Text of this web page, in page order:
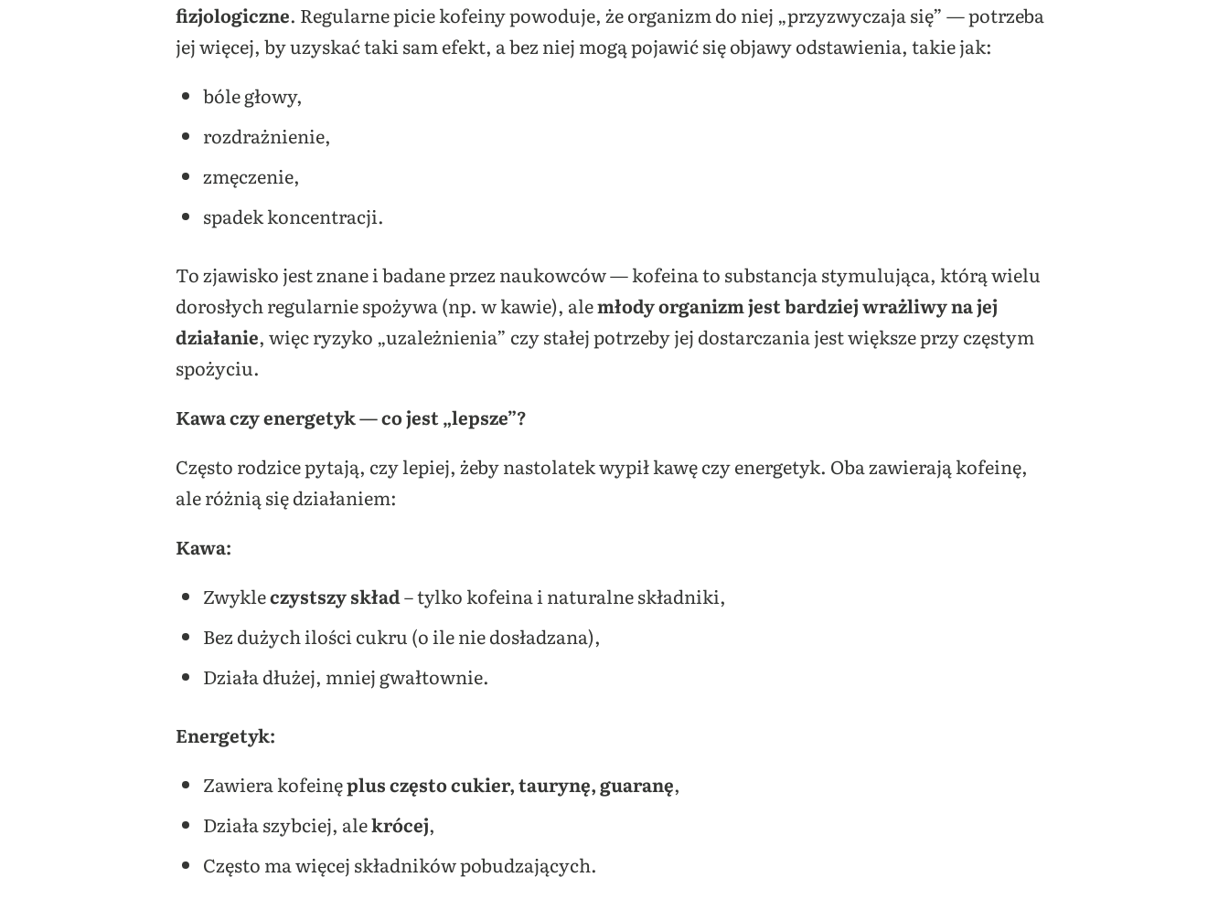
fizjologiczne. Regularne picie kofeiny powoduje, że organizm do niej „przyzwyczaja się” — potrzeba
jej więcej, by uzyskać taki sam efekt, a bez niej mogą pojawić się objawy odstawienia, takie jak:
bóle głowy,
rozdrażnienie,
zmęczenie,
spadek koncentracji.
To zjawisko jest znane i badane przez naukowców — kofeina to substancja stymulująca, którą wielu
dorosłych regularnie spożywa (np. w kawie), alemłody organizm jest bardziej wrażliwy na jej
działanie, więc ryzyko „uzależnienia” czy stałej potrzeby jej dostarczania jest większe przy częstym
spożyciu.
Kawa czy energetyk — co jest „lepsze”?
Często rodzice pytają, czy lepiej, żeby nastolatek wypił kawę czy energetyk. Oba zawierają kofeinę,
ale różnią się działaniem:
Kawa:
Zwykleczystszy skład– tylko kofeina i naturalne składniki,
Bez dużych ilości cukru (o ile nie dosładzana),
Działa dłużej, mniej gwałtownie.
Energetyk:
Zawiera kofeinęplus często cukier, taurynę, guaranę,
Działa szybciej, alekrócej,
Często ma więcej składników pobudzających.